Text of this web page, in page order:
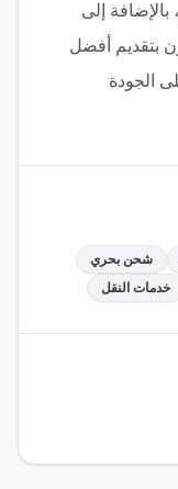
إلى
بتقديم أفضل
الجودة
شحن بحري
خدمات النقل